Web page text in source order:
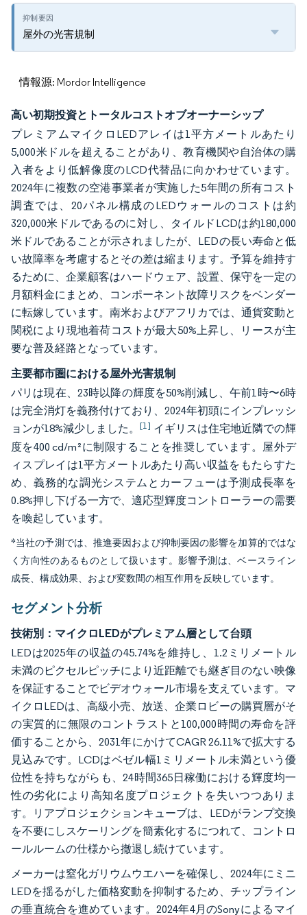
屋外の光害規制
情報源: Mordor Intelligence
高い初期投資とトータルコストオブオーナーシップ
プレミアムマイクロLEDアレイは1平方メートルあたり
5,000米ドルを超えることがあり、教育機関や自治体の購
入者をより低解像度のLCD代替品に向かわせています。
2024年に複数の空港事業者が実施した5年間の所有コスト
調査では、20パネル構成のLEDウォールのコストは約
320,000米ドルであるのに対し、タイルドLCDは約180,000
米ドルであることが示されましたが、LEDの長い寿命と低
い故障率を考慮するとその差は縮まります。予算を維持す
るために、企業顧客はハードウェア、設置、保守を一定の
月額料金にまとめ、コンポーネント故障リスクをベンダー
に転嫁しています。南米およびアフリカでは、通貨変動と
関税により現地着荷コストが最大50%上昇し、リースが主
要な普及経路となっています。
主要都市圏における屋外光害規制
パリは現在、23時以降の輝度を50%削減し、午前1時〜6時
は完全消灯を義務付けており、2024年初頭にインプレッシ
ョンが18%減少しました。[1] イギリスは住宅地近隣での輝
度を400 cd/m²に制限することを推奨しています。屋外デ
ィスプレイは1平方メートルあたり高い収益をもたらすた
め、義務的な調光システムとカーフューは予測成長率を
0.8%押し下げる一方で、適応型輝度コントローラーの需要
を喚起しています。
*当社の予測では、推進要因および抑制要因の影響を加算的ではな
く方向性のあるものとして扱います。影響予測は、ベースライン
成長、構成効果、および変数間の相互作用を反映しています。
セグメント分析
技術別：マイクロLEDがプレミアム層として台頭
LEDは2025年の収益の45.74%を維持し、1.2ミリメートル
未満のピクセルピッチにより近距離でも継ぎ目のない映像
を保証することでビデオウォール市場を支えています。マ
イクロLEDは、高級小売、放送、企業ロビーの購買層がそ
の実質的に無限のコントラストと100,000時間の寿命を評
価することから、2031年にかけてCAGR 26.11%で拡大する
見込みです。LCDはベゼル幅1ミリメートル未満という優
位性を持ちながらも、24時間365日稼働における輝度均一
性の劣化により高知名度プロジェクトを失いつつありま
す。リアプロジェクションキューブは、LEDがランプ交換
を不要にしスケーリングを簡素化するにつれて、コントロ
ールルームの仕様から撤退し続けています。
メーカーは窒化ガリウムウエハーを確保し、2024年にミニ
LEDを揺るがした価格変動を抑制するため、チップライン
の垂直統合を進めています。2024年4月のSonyによるマイ